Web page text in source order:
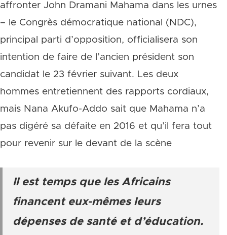
affronter John Dramani Mahama dans les urnes
– le Congrès démocratique national (NDC),
principal parti d’opposition, officialisera son
intention de faire de l’ancien président son
candidat le 23 février suivant. Les deux
hommes entretiennent des rapports cordiaux,
mais Nana Akufo-Addo sait que Mahama n’a
pas digéré sa défaite en 2016 et qu’il fera tout
pour revenir sur le devant de la scène
Il est temps que les Africains
financent eux-mêmes leurs
dépenses de santé et d’éducation.